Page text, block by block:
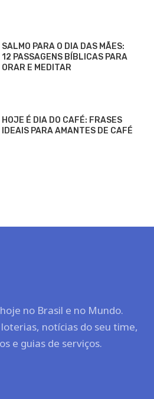
SALMO PARA O DIA DAS MÃES:
12 PASSAGENS BÍBLICAS PARA
ORAR E MEDITAR
HOJE É DIA DO CAFÉ: FRASES
IDEAIS PARA AMANTES DE CAFÉ
no Brasil e no Mundo.
notícias do seu time,
e guias de serviços.